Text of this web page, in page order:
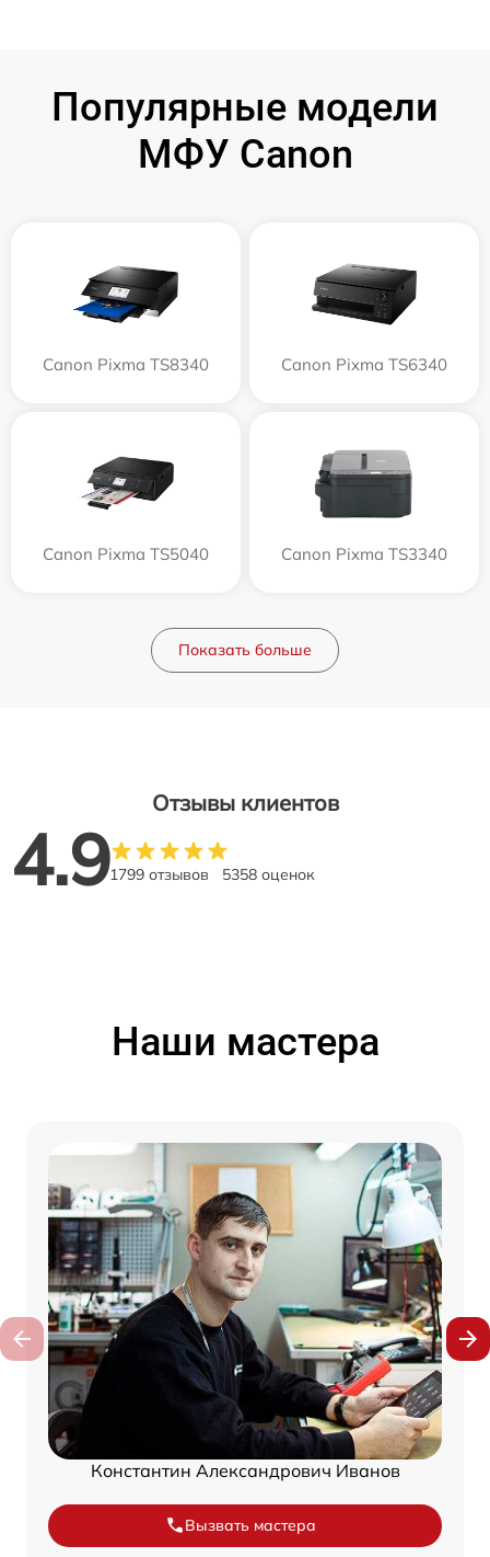
Популярные модели
МФУ Canon
Canon Pixma TS8340 Canon Pixma TS6340
Canon Pixma TS5040 Canon Pixma TS3340
Показать больше
Отзывы клиентов
4.91799 отзывов 5358 оценок
Наши мастера
Константин Александрович Иванов
Вызвать мастера